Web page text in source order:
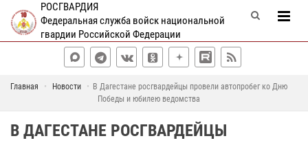
РОСГВАРДИЯ
Федеральная служба войск национальной
гвардии Российской Федерации
Главная Новости
В Дагестане росгвардейцы провели автопробег ко Дню
Победы и юбилею ведомства
В ДАГЕСТАНЕ РОСГВАРДЕЙЦЫ